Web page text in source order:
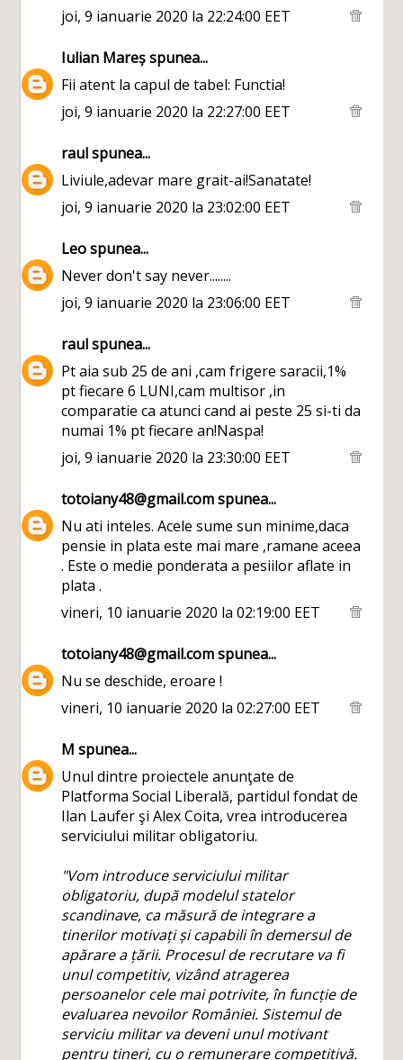
joi, 9 ianuarie 2020 la 22:24:00 EET
Iulian Mareșspunea...
Fii atent la capul de tabel: Functia!
joi, 9 ianuarie 2020 la 22:27:00 EET
raulspunea...
Liviule,adevar mare grait-ai!Sanatate!
joi, 9 ianuarie 2020 la 23:02:00 EET
Leospunea...
Never don't say never........
joi, 9 ianuarie 2020 la 23:06:00 EET
raulspunea...
Pt aia sub 25 de ani ,cam frigere saracii,1%
pt fiecare 6 LUNI,cam multisor ,in
comparatie ca atunci cand ai peste 25 si-ti da
numai 1% pt fiecare an!Naspa!
joi, 9 ianuarie 2020 la 23:30:00 EET
totoiany48@gmail.comspunea...
Nu ati inteles. Acele sume sun minime,daca
pensie in plata este mai mare ,ramane aceea
. Este o medie ponderata a pesiilor aflate in
plata .
vineri, 10 ianuarie 2020 la 02:19:00 EET
totoiany48@gmail.comspunea...
Nu se deschide, eroare !
vineri, 10 ianuarie 2020 la 02:27:00 EET
M spunea...
Unul dintre proiectele anunţate de
Platforma Social Liberală, partidul fondat de
Ilan Laufer şi Alex Coita, vrea introducerea
serviciului militar obligatoriu.
"Vom introduce serviciului militar
obligatoriu, după modelul statelor
scandinave, ca măsură de integrare a
tinerilor motivați și capabili în demersul de
apărare a țării. Procesul de recrutare va fi
unul competitiv, vizând atragerea
persoanelor cele mai potrivite, în funcție de
evaluarea nevoilor României. Sistemul de
serviciu militar va deveni unul motivant
pentru tineri, cu o remunerare competitivă.